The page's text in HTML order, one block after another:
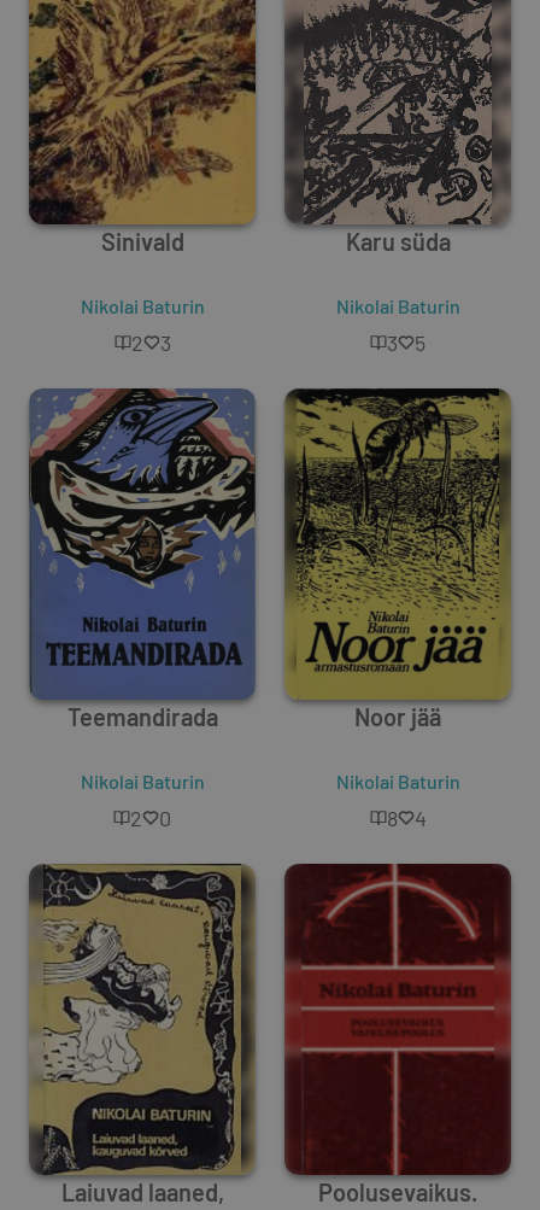
Sinivald
Nikolai Baturin
2 3
Karu süda
Nikolai Baturin
3 5
Teemandirada
Nikolai Baturin
2 0
Noor jää
Nikolai Baturin
8 4
Laiuvad laaned,
Poolusevaikus.